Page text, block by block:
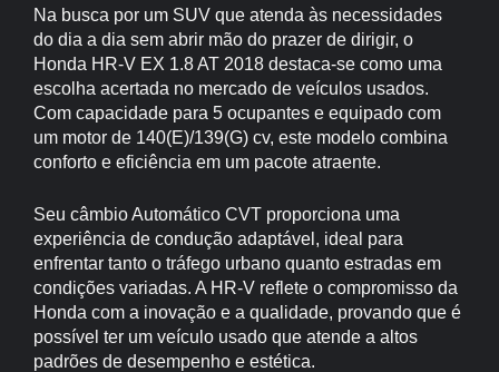
Na busca por um SUV que atenda às necessidades
do dia a dia sem abrir mão do prazer de dirigir, o
Honda HR-V EX 1.8 AT 2018 destaca-se como uma
escolha acertada no mercado de veículos usados.
Com capacidade para 5 ocupantes e equipado com
um motor de 140(E)/139(G) cv, este modelo combina
conforto e eficiência em um pacote atraente.
Seu câmbio Automático CVT proporciona uma
experiência de condução adaptável, ideal para
enfrentar tanto o tráfego urbano quanto estradas em
condições variadas. A HR-V reflete o compromisso da
Honda com a inovação e a qualidade, provando que é
possível ter um veículo usado que atende a altos
padrões de desempenho e estética.